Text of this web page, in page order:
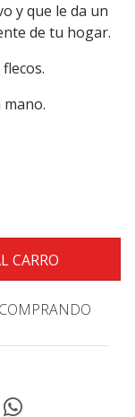
y que le da un
de tu hogar.